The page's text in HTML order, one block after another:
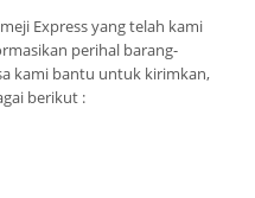
Express yang telah kami
perihal barang-
kami bantu untuk kirimkan,
berikut :